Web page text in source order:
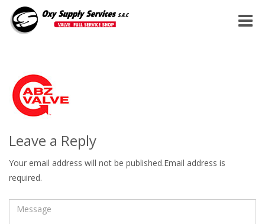
Toggle
Leave a Reply
Your email address will not be published.Email address is
required.